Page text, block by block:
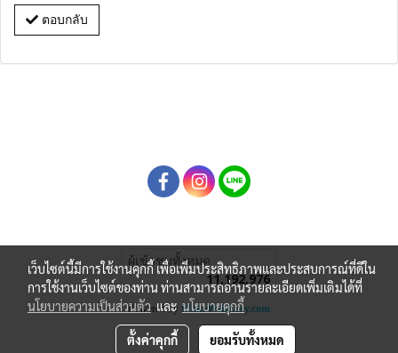
ตอบกลับ
ผู้เข้าชมทั้งหมด
11,192,976
Powered by MakeWebEasy.com
เว็บไซต์นี้มีการใช้งานคุกกี้ เพื่อเพิ่มประสิทธิภาพและประสบการณ์ที่ดีใน
การใช้งานเว็บไซต์ของท่าน ท่านสามารถอ่านรายละเอียดเพิ่มเติมได้ที่
นโยบายความเป็นส่วนตัวและ นโยบายคุกกี้
ตั้งค่าคุกกี้ ยอมรับทั้งหมด